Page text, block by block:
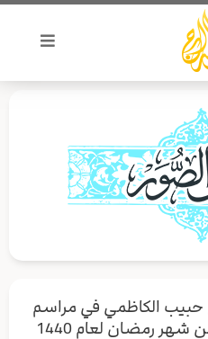
حبيب الكاظمي في مراسم
إحياء ليلة التاسع عشر من شهر رمضان لعام 1440